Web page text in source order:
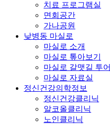
치료 프로그램실
면회공간
가나공원
낮병동 마실로
마실로 소개
마실로 톺아보기
마실로 갈맷길 투어
마실로 자료실
정신건강의학정보
정신건강클리닉
알코올클리닉
노인클리닉